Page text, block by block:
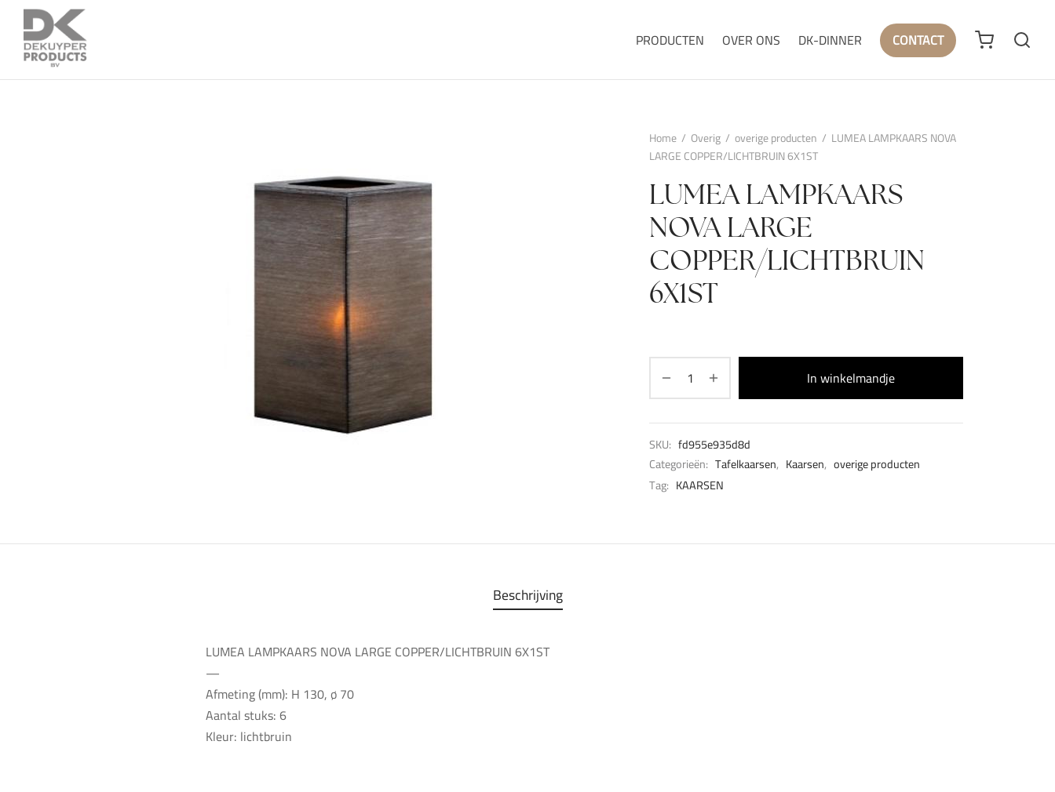
PRODUCTEN OVER ONS DK-DINNER CONTACT
Home / Overig / overige producten / LUMEA LAMPKAARS NOVA
LARGE COPPER/LICHTBRUIN 6X1ST
LUMEA LAMPKAARS
NOVA LARGE
COPPER/LICHTBRUIN
6X1ST
In winkelmandje
SKU: fd955e935d8d
Categorieën: Tafelkaarsen, Kaarsen, overige producten
Tag: KAARSEN
Beschrijving
LUMEA LAMPKAARS NOVA LARGE COPPER/LICHTBRUIN 6X1ST
—
Afmeting (mm): H 130, ø 70
Aantal stuks: 6
Kleur: lichtbruin